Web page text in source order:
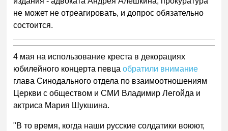
не может не отреагировать, и допрос обязательно
состоится.
4 мая на использование креста в декорациях
юбилейного концерта певцаобратили внимание
глава Синодального отдела по взаимоотношениям
Церкви с обществом и СМИ Владимир Легойда и
актриса Мария Шукшина.
"В то время, когда наши русские солдатики воюют,